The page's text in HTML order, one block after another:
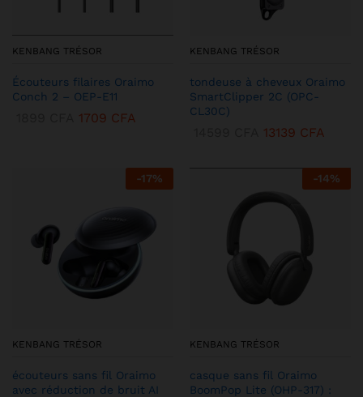
KENBANG TRÉSOR
Écouteurs filaires Oraimo
Conch 2 – OEP-E11
1709 CFA
KENBANG TRÉSOR
tondeuse à cheveux Oraimo
SmartClipper 2C (OPC-
CL30C)
13139 CFA
-17%
KENBANG TRÉSOR
écouteurs sans fil Oraimo
avec réduction de bruit AI
-14%
KENBANG TRÉSOR
casque sans fil Oraimo
BoomPop Lite (OHP-317) :